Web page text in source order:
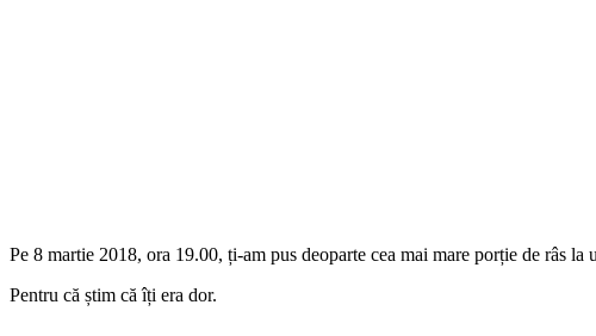
Pe 8 martie 2018, ora 19.00, ți-am pus deoparte cea mai mare porție de râs
Pentru că știm că îți era dor.